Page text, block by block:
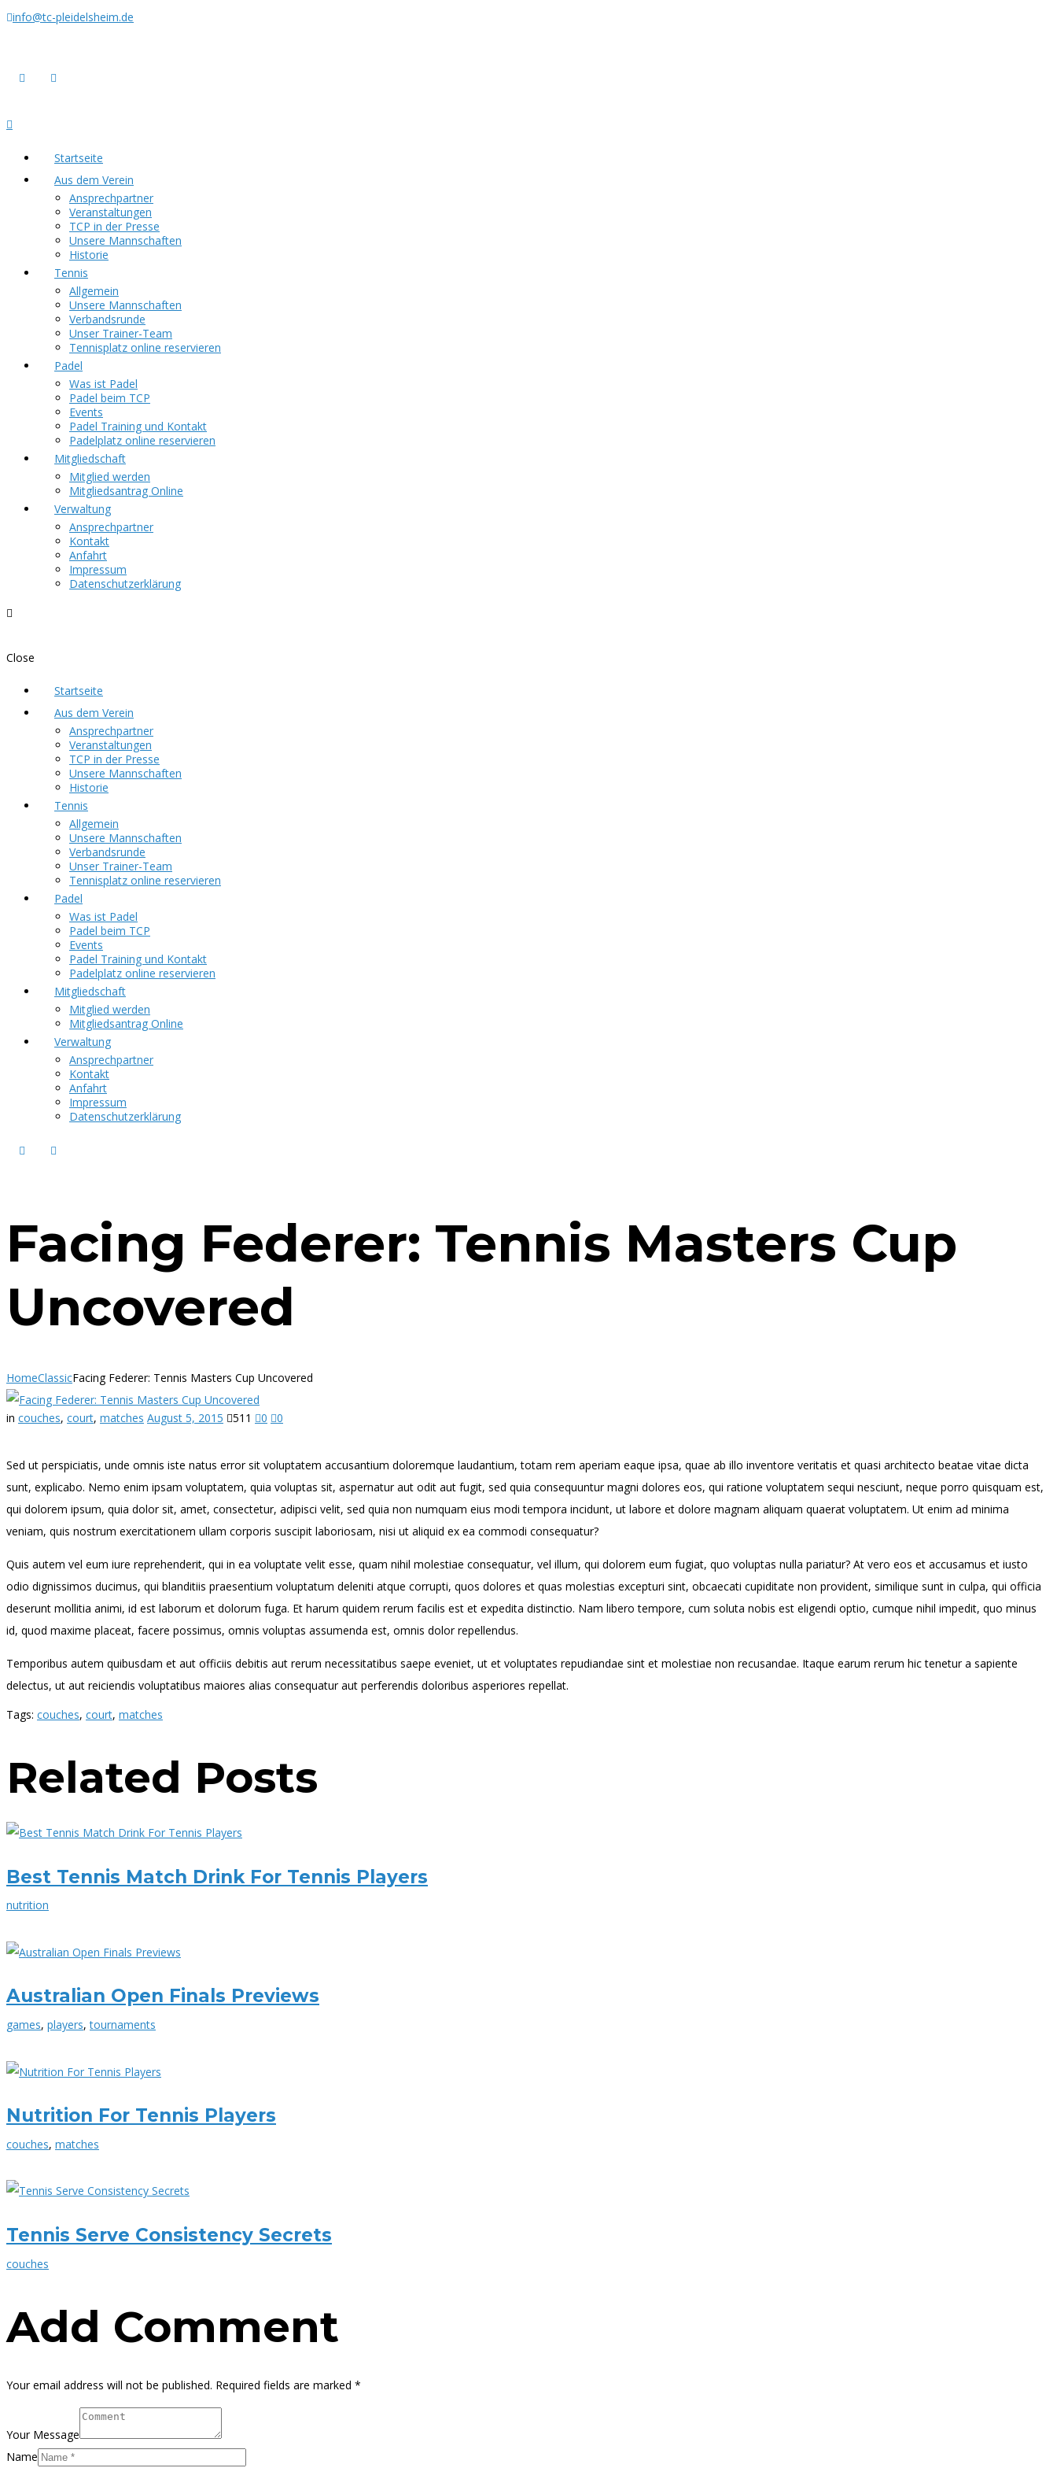
info@tc-pleidelsheim.de
Startseite
Aus dem Verein
Ansprechpartner
Veranstaltungen
TCP in der Presse
Unsere Mannschaften
Historie
Tennis
Allgemein
Unsere Mannschaften
Verbandsrunde
Unser Trainer-Team
Tennisplatz online reservieren
Padel
Was ist Padel
Padel beim TCP
Events
Padel Training und Kontakt
Padelplatz online reservieren
Mitgliedschaft
Mitglied werden
Mitgliedsantrag Online
Verwaltung
Ansprechpartner
Kontakt
Anfahrt
Impressum
Datenschutzerklärung
Close
Startseite
Aus dem Verein
Ansprechpartner
Veranstaltungen
TCP in der Presse
Unsere Mannschaften
Historie
Tennis
Allgemein
Unsere Mannschaften
Verbandsrunde
Unser Trainer-Team
Tennisplatz online reservieren
Padel
Was ist Padel
Padel beim TCP
Events
Padel Training und Kontakt
Padelplatz online reservieren
Mitgliedschaft
Mitglied werden
Mitgliedsantrag Online
Verwaltung
Ansprechpartner
Kontakt
Anfahrt
Impressum
Datenschutzerklärung
Facing Federer: Tennis Masters Cup
Uncovered
HomeClassicFacing Federer: Tennis Masters Cup Uncovered
in couches, court, matches August 5, 2015 511 0 0
Sed ut perspiciatis, unde omnis iste natus error sit voluptatem accusantium doloremque laudantium, totam rem aperiam eaque ipsa, quae ab illo inventore veritatis et quasi architecto beatae vitae dicta
sunt, explicabo. Nemo enim ipsam voluptatem, quia voluptas sit, aspernatur aut odit aut fugit, sed quia consequuntur magni dolores eos, qui ratione voluptatem sequi nesciunt, neque porro quisquam est,
qui dolorem ipsum, quia dolor sit, amet, consectetur, adipisci velit, sed quia non numquam eius modi tempora incidunt, ut labore et dolore magnam aliquam quaerat voluptatem. Ut enim ad minima
veniam, quis nostrum exercitationem ullam corporis suscipit laboriosam, nisi ut aliquid ex ea commodi consequatur?
Quis autem vel eum iure reprehenderit, qui in ea voluptate velit esse, quam nihil molestiae consequatur, vel illum, qui dolorem eum fugiat, quo voluptas nulla pariatur? At vero eos et accusamus et iusto
odio dignissimos ducimus, qui blanditiis praesentium voluptatum deleniti atque corrupti, quos dolores et quas molestias excepturi sint, obcaecati cupiditate non provident, similique sunt in culpa, qui officia
deserunt mollitia animi, id est laborum et dolorum fuga. Et harum quidem rerum facilis est et expedita distinctio. Nam libero tempore, cum soluta nobis est eligendi optio, cumque nihil impedit, quo minus
id, quod maxime placeat, facere possimus, omnis voluptas assumenda est, omnis dolor repellendus.
Temporibus autem quibusdam et aut officiis debitis aut rerum necessitatibus saepe eveniet, ut et voluptates repudiandae sint et molestiae non recusandae. Itaque earum rerum hic tenetur a sapiente
delectus, ut aut reiciendis voluptatibus maiores alias consequatur aut perferendis doloribus asperiores repellat.
Tags: couches, court, matches
Related Posts
Best Tennis Match Drink For Tennis Players
nutrition
Australian Open Finals Previews
games, players,tournaments
Nutrition For Tennis Players
couches, matches
Tennis Serve Consistency Secrets
couches
Add Comment
Your email address will not be published. Required fields are marked *
Your Message
Name